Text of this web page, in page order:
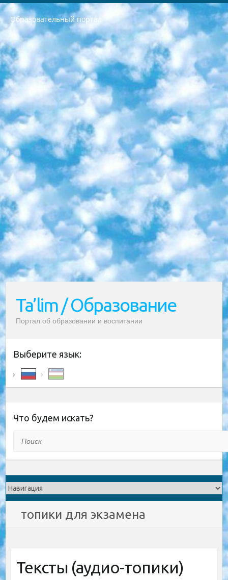
Образовательный портал
РЕСПУБЛИКА УЗБЕКИСТАН МИНИСТРЕРСТВО ДОШКОЛЬНОГО И ШКОЛЬНОГО ОБРАЗОВАНИЯ КОМАНДА в общеобразовательных учреждениях в 2023-2024 учебном году организация и проведение итоговой государственной аттестации обучающихся о Министра дошкольного и школьного образования Республики Узбекистан от 4 марта 2008 года (постановлением Минюста от 20 марта 2008 года № 1778 государственной регистрации) «Итоговое состояние учащихся общего среднего образования на основании положения об утверждении положения об аттестации общего среднего образования выпускной экзамен студентов в образовательных учреждениях в 2023-2024 учебном году В целях организации и прохождения аттестации приказываю: 1. Следующее: перечень предметов, по которым будет проводиться итоговая государственная аттестация и экзамен формы перевода согласно приложению 1; сертификаты международного образца, оценивающие уровень владения иностранными языками перечень согласно приложению 2; 2. Педагогический при специализированных образовательных учреждениях. научно-практический центр квалификации и международной оценки (Д.Давидова) 2024 г. До 25 марта: задания по предметам, по которым будет проводиться итоговая аттестация разработка и утверждение технических условий; итоговая аттестация на основании разработанного предметного задания разработка вопросов по предметам (устно и письменно), экзамен передача; общеобразовательные средние школы и специальные учебные заведения учащиеся выпускных классов школ и интернатов в агентской системе подготовка базы данных экзаменационных материалов и критериев оценки; перевод базы экзаменационных материалов на все языки обучения подать в Республиканский образовательный центр для изготовления; варианты экзаменов на основе разработанных контрольных материалов пусть будут поставлены задачи формирования. 3. Республиканский образовательный центр (Ш.Худайкулов) до 5 апреля 2024 года. до: база данных предоставленных экзаменационных материалов на все языки обучения перевод и экспертиза; для слепых, слабовидящих, глухих, слабослышащих и умственно отсталых детей учащиеся выпускных классов специализированных школ и школ-интернатов база данных экзаменационных материалов на всех преподаваемых языках подготовка критериев оценки; специализированные школы для умственно отсталых детей и технологии для учащихся выпускных классов школ-интернатов разработка соответствующих рекомендаций и критериев проведения ЕГЭ по естествознанию давать задания. 4. Педагогический при специализированных образовательных учреждениях. Научно-практический центр навыков и международной оценки (Д.Давидова), Республика образовательный центр (Худайкулов Ш.) итоговый государственный аттестационный экзамен ориентирован на творческое и логическое мышление при подготовке базы материалов учитывать введение заданий. 5. Следует отметить, что: сертификат государственного образца о знании общеобразовательного предмета и как минимум национальный уровень B1 по предметам на иностранных языках, указанным в Приложении 2. или международно признанный сертификат эквивалентного уровня студенты, изучающие определенный предмет, освобождаются от экзамена; по соответствующим предметам запланирована итоговая государственная аттестация за день до дня, путем жеребьевки Рабочей группой (в письменной форме по предметам, проводимым в форме) из числа сформированных вариантов выбрано 2 варианта; 2 выбранных варианта экзамена анонсированы на официальном сайте министерства и все выпускники по всей стране на основе этих вариантов проводит итоговую государственную аттестацию. 6. Государственное образование учащихся средних общеобразовательных учреждений. знания в соответствии с квалификационными требованиями, которые необходимо приобрести на основании стандартов итоговый (выпускной) контроль для 9 и 11 классов в целях тестирования Экзамены (далее – экзамены) состоят из предметов, перечисленных в приложении 1. будет сделано. 7. Экзамены пройдут с 26 мая по 15 июня 2024 г. (кроме науки физического воспитания). 8. Физическая для учащихся 9 классов общесредних образовательных учреждений. Экзамены по предмету «Образование, квалификация медицина» 1-6 мая 2024 года. сотрудники перевести под присмотр (с отклонениями в физическом или умственном развитии) специализированная школа для детей, школы-интернаты и со сколиозом школы-интернаты санаторного типа для больных детей исключены). 9. Он был слепым, слабовидящим и имел нарушения опорно-двигательного аппарата. экзамены в специализированных школах и интернатах для детей должны проводиться исходя из требований, предъявляемых к общеобразовательным учреждениям (физкультура кроме науки). 10. Специализированная школа для глухих и слабослышащих детей. и экзамены в интернатах и быть реализован в виде письменного теста по математике. 11. Специальность для умственно отсталых детей. Для 9 класса Родной язык и литературное письмо Государственный язык (язык обучения – узбекский). для неклассов) написано Математическое письмо Письменная/устная история Узбекистана Физическое воспитание практично Итоговый контроль Для 11 класса Написание родного языка и литературы (эссе) Математическое письмо Узбекский язык (обучение на узбекском языке) не посещающее общее среднее образование для учреждений)/Образовательное учреждение выбор письменный и устный Иностранный язык письменный/устный Письменная/устная история Узбекистана *По выбору студента:  Химия  Физика  Основы государственного права  География 10 бесплатных образовательных ресурсов - Мы составили подборку онлайн-проектов с интерактивными упражнениями, видеолекциями и статьями. Они помогут вам обрести новые и освежить старые знания бесплатно. 1. «ИНТУИТ» Старейшая образовательная площадка Рунета. Здесь вы найдёте сотни текстовых и видеокурсов на десятки различных тем — от программирования до психологии. Многие курсы подготовлены российскими университетами и крупными международными компаниями вроде Intel и Microsoft. Самостоятельное обучение бесплатное, но желающие могут оплатить услуги персональных наставников. 2. «Смартия» знакомит с актуальными профессиями и подсказывает, как им обучаться. Выбрав заинтересовавшую вас специальность — SMM-специалист, фотограф, веб-дизайнер или другую, — увидите список необходимых для неё умений. Чтобы вы могли освоить их самостоятельно, для каждого умения площадка отображает подборку ссылок на учебные материалы. Хотя «Смартия» ориентируется на русскоязычную аудиторию, часть контента всё же доступна только на английском. 3. «Лекторий Физтеха» Проект Московского физико-технического института (Физтеха). С его помощью вы можете смотреть онлайн серии лекций, записанные на видео в этом вузе. В числе доступных предметов — физика, биология, химия, информационные технологии и другие. К некоторым лекциям администрация ресурса прилагает готовые конспекты, которые можно скачивать в PDF-формате. 4. ITMOcourses Онлайн-площадка Санкт-Петербургского национального исследовательского университета информационных технологий, механики и оптики (ИТМО). Ресурс предоставляет свободный доступ к курсам, разработанным в этом вузе. Каталог материалов разбит на четыре категории: «Оптические системы и технологии», «Приборостроение и робототехника», «Информационные технологии» и «Биотехнологии». Курсы состоят из видеолекций, интерактивных демонстраций и заданий. 5. «КиберЛенинка» Электронная научная библиотека открытого доступа. Каталог площадки регулярно обрастает текстами статей из различных научных изданий. Сгруппированные по журналам и рубрикам публикации можно читать онлайн или скачивать целиком в PDF-формате. Проект нацелен на популяризацию науки за счёт открытого доступа к качественной информации. 6. «ПостНаука» На этом ресурсе публикуют подборки видеолекций, составленные экспертами из разных отраслей и объединённые общими темами. Среди них, к примеру, есть серии «Биоинформатика и геномика», «Культура средневековой Скандинавии» и Cinema Studies о теории кино. Каждая подборка лекций — логически связанная история, рассказанная экспертом от первого лица. Кроме того, на сайте появляются научно-образовательные статьи и тесты на разные темы. 7. «Newочём» Команда проекта «Newочём» отбирает самые интересные тексты из англоязычных СМИ и переводит те из них, за которые голосуют участники сообщества «ВКонтакте». По большей части это научно-популярные статьи. Редакторы придумывают лишь заголовки, в остальном содержание переводов соответствует оригиналам. Полные тексты можно читать прямо в социальной сети. 8. InternetUrok Онлайн-база материалов по основным дисциплинам школьной программы. Информация на сайте структурирована по классам, предметам и темам (урокам). Каждый урок состоит из видеолекций и конспектов. Есть также интерактивные тренажёры и тесты для закрепления пройденного материала. Даже если вы давно окончили школу, возможность повторить программу старших классов всегда может пригодиться. 9. Edutainme Ещё один ресурс об образовании. В отличие от Newtonew, как мне кажется, Edutainme больше ориентируется на представителей индустрии: педагогов, предпринимателей, разработчиков образовательных проектов. Но и любой, кто просто стремится к саморазвитию, найдёт на сайте много полезного и интересного для себя. Например, информацию о новых курсах и образовательных сервисах. 10. Newtonew Онлайн-медиа об образовании и обучении в широком смысле. Авторы Newtonew пишут об инструментах, заведениях, тактиках и стратегиях, которые помогают учить других и получать новые знания самостоятельно. На этой площадке вы найдёте новости, обзоры, аналитические мат
Ta’lim / Образование
Портал об образовании и воспитании
Выберите язык:
Что будем искать?
топики для экзамена
Тексты (аудио-топики)